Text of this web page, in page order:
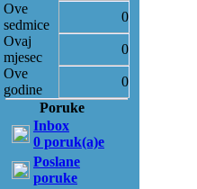
Ove
sedmice
0
Ovaj
mjesec
0
Ove
godine
0
Poruke
Inbox
0 poruk(a)e
Poslane
poruke